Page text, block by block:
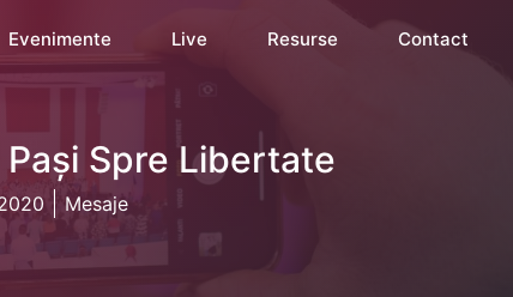
Evenimente Live Resurse Contact
Spre Libertate
Mesaje